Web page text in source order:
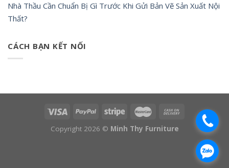
Nhà Thầu Cần Chuẩn Bị Gì Trước Khi Gửi Bản Vẽ Sản Xuất Nội
Thất?
CÁCH BẠN KẾT NỐI
Copyright 2026 © Minh Thy Furniture
.
.